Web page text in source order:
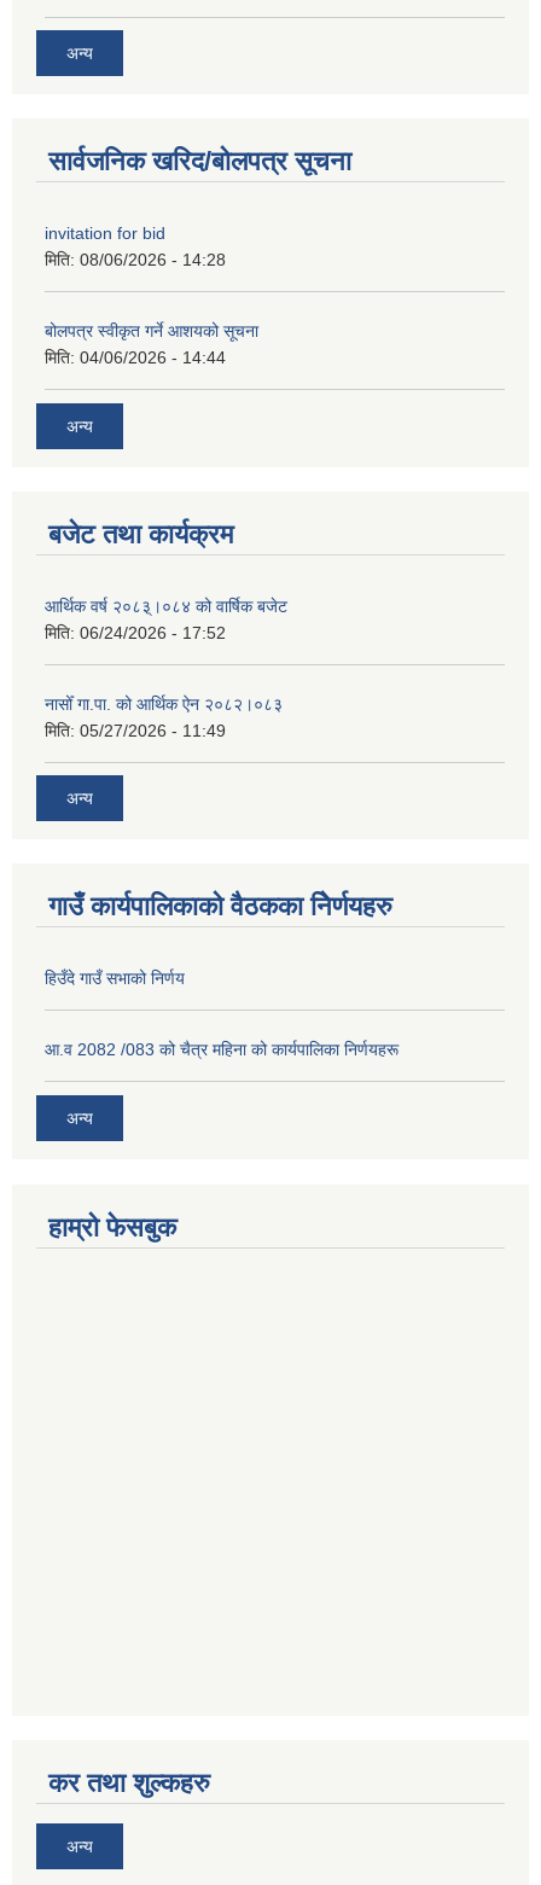
अन्य
सार्वजनिक खरिद/बोलपत्र सूचना
invitation for bid
मिति: 08/06/2026 - 14:28
बोलपत्र स्वीकृत गर्ने आशयको सूचना
मिति: 04/06/2026 - 14:44
अन्य
बजेट तथा कार्यक्रम
आर्थिक वर्ष २०८३्।०८४ को वार्षिक बजेट
मिति: 06/24/2026 - 17:52
नासोँ गा.पा. को आर्थिक ऐन २०८२।०८३
मिति: 05/27/2026 - 11:49
अन्य
गाउँ कार्यपालिकाको वैठकका निेर्णयहरु
हिउँदे गाउँ सभाको निर्णय
आ.व 2082 /083 को चैत्र महिना को कार्यपालिका निर्णयहरू
अन्य
हाम्रो फेसबुक
कर तथा शुल्कहरु
अन्य